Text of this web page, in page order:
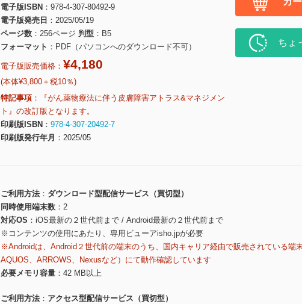
電子版ISBN
978-4-307-80492-9
電子版発売日
2025/05/19
ページ数
256ページ 判型
B5
フォーマット
PDF（パソコンへのダウンロード不可）
電子版販売価格： ¥4,180
(本体¥3,800＋税10％)
特記事項
『がん薬物療法に伴う皮膚障害アトラス&マネジメン
ト』の改訂版となります。
印刷版ISBN
978-4-307-20492-7
印刷版発行年月
2025/05
ちょ
ご利用方法
ダウンロード型配信サービス（買切型）
同時使用端末数
2
対応OS
iOS最新の２世代前まで / Android最新の２世代前まで
※コンテンツの使用にあたり、専用ビューアisho.jpが必要
※Androidは、Android２世代前の端末のうち、国内キャリア経由で販売されている端
AQUOS、ARROWS、Nexusなど）にて動作確認しています
必要メモリ容量
42 MB以上
ご利用方法
アクセス型配信サービス（買切型）